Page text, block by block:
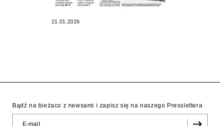
21.01.2026
Bądź na bieżaco z newsami i zapisz się na naszego Presslettera